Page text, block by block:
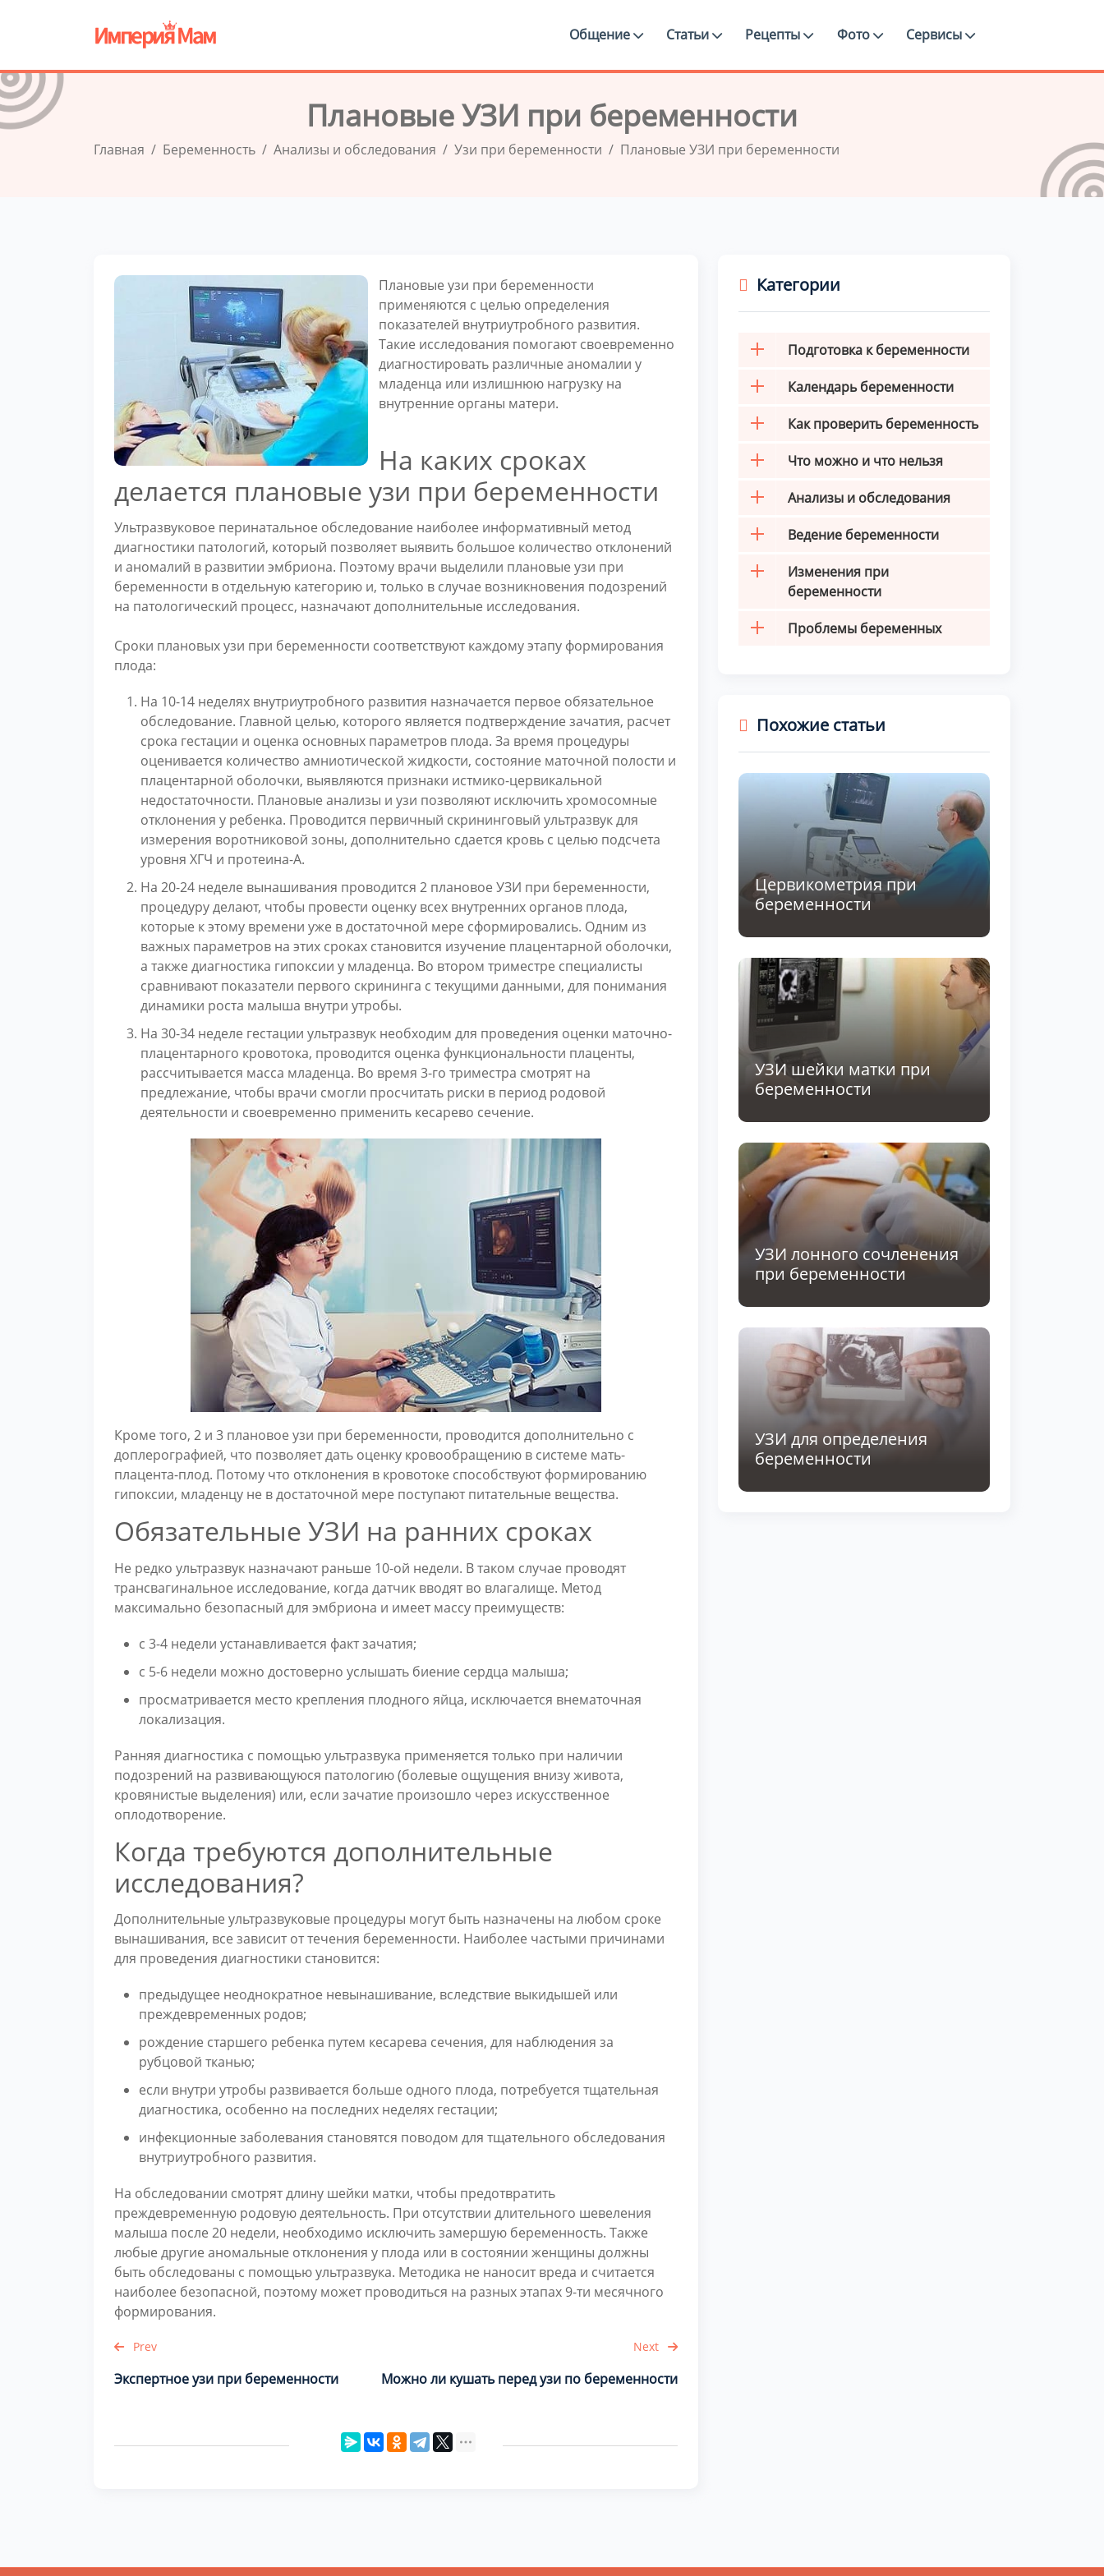
Общение Статьи Рецепты Фото Сервисы
Плановые УЗИ при беременности
Главная Беременность Анализы и обследования Узи при беременности Плановые УЗИ при беременности
Плановые узи при беременности
применяются с целью определения
показателей внутриутробного развития.
Такие исследования помогают своевременно
диагностировать различные аномалии у
младенца или излишнюю нагрузку на
внутренние органы матери.
На каких сроках
делается плановые узи при беременности
Ультразвуковое перинатальное обследование наиболее информативный метод
диагностики патологий, который позволяет выявить большое количество отклонений
и аномалий в развитии эмбриона. Поэтому врачи выделили плановые узи при
беременности в отдельную категорию и, только в случае возникновения подозрений
на патологический процесс, назначают дополнительные исследования.
Сроки плановых узи при беременности соответствуют каждому этапу формирования
плода:
На 10-14 неделях внутриутробного развития назначается первое обязательное
обследование. Главной целью, которого является подтверждение зачатия, расчет
срока гестации и оценка основных параметров плода. За время процедуры
оценивается количество амниотической жидкости, состояние маточной полости и
плацентарной оболочки, выявляются признаки истмико-цервикальной
недостаточности. Плановые анализы и узи позволяют исключить хромосомные
отклонения у ребенка. Проводится первичный скрининговый ультразвук для
измерения воротниковой зоны, дополнительно сдается кровь с целью подсчета
уровня ХГЧ и протеина-А.
На 20-24 неделе вынашивания проводится 2 плановое УЗИ при беременности,
процедуру делают, чтобы провести оценку всех внутренних органов плода,
которые к этому времени уже в достаточной мере сформировались. Одним из
важных параметров на этих сроках становится изучение плацентарной оболочки,
а также диагностика гипоксии у младенца. Во втором триместре специалисты
сравнивают показатели первого скрининга с текущими данными, для понимания
динамики роста малыша внутри утробы.
На 30-34 неделе гестации ультразвук необходим для проведения оценки маточно-
плацентарного кровотока, проводится оценка функциональности плаценты,
рассчитывается масса младенца. Во время 3-го триместра смотрят на
предлежание, чтобы врачи смогли просчитать риски в период родовой
деятельности и своевременно применить кесарево сечение.
Кроме того, 2 и 3 плановое узи при беременности, проводится дополнительно с
доплерографией, что позволяет дать оценку кровообращению в системе мать-
плацента-плод. Потому что отклонения в кровотоке способствуют формированию
гипоксии, младенцу не в достаточной мере поступают питательные вещества.
Обязательные УЗИ на ранних сроках
Не редко ультразвук назначают раньше 10-ой недели. В таком случае проводят
трансвагинальное исследование, когда датчик вводят во влагалище. Метод
максимально безопасный для эмбриона и имеет массу преимуществ:
с 3-4 недели устанавливается факт зачатия;
с 5-6 недели можно достоверно услышать биение сердца малыша;
просматривается место крепления плодного яйца, исключается внематочная
локализация.
Ранняя диагностика с помощью ультразвука применяется только при наличии
подозрений на развивающуюся патологию (болевые ощущения внизу живота,
кровянистые выделения) или, если зачатие произошло через искусственное
оплодотворение.
Когда требуются дополнительные
исследования?
Дополнительные ультразвуковые процедуры могут быть назначены на любом сроке
вынашивания, все зависит от течения беременности. Наиболее частыми причинами
для проведения диагностики становится:
предыдущее неоднократное невынашивание, вследствие выкидышей или
преждевременных родов;
рождение старшего ребенка путем кесарева сечения, для наблюдения за
рубцовой тканью;
если внутри утробы развивается больше одного плода, потребуется тщательная
диагностика, особенно на последних неделях гестации;
инфекционные заболевания становятся поводом для тщательного обследования
внутриутробного развития.
На обследовании смотрят длину шейки матки, чтобы предотвратить
преждевременную родовую деятельность. При отсутствии длительного шевеления
малыша после 20 недели, необходимо исключить замершую беременность. Также
любые другие аномальные отклонения у плода или в состоянии женщины должны
быть обследованы с помощью ультразвука. Методика не наносит вреда и считается
наиболее безопасной, поэтому может проводиться на разных этапах 9-ти месячного
формирования.
Prev
Экспертное узи при беременности
Next
Можно ли кушать перед узи по беременности
Категории
Подготовка к беременности
Календарь беременности
Как проверить беременность
Что можно и что нельзя
Анализы и обследования
Ведение беременности
Изменения при
беременности
Проблемы беременных
Похожие статьи
Цервикометрия при
беременности
УЗИ шейки матки при
беременности
УЗИ лонного сочленения
при беременности
УЗИ для определения
беременности